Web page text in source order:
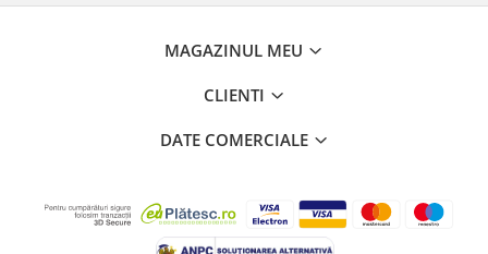
MAGAZINUL MEU
CLIENTI
DATE COMERCIALE